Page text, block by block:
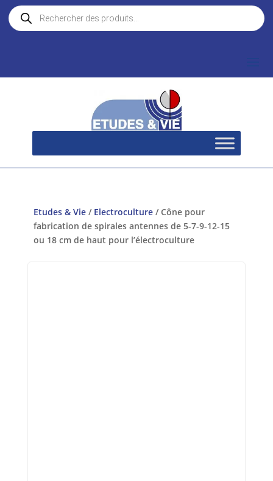
Recherche
de
produits
Etudes & Vie/ Electroculture/ Cône pour
fabrication de spirales antennes de 5-7-9-12-15
ou 18 cm de haut pour l’électroculture